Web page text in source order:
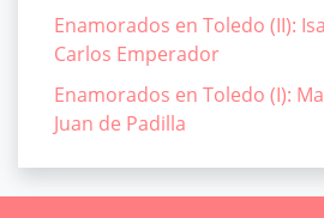
Enamorados en Toledo (II):
Carlos Emperador
Enamorados en Toledo (I):
Juan de Padilla